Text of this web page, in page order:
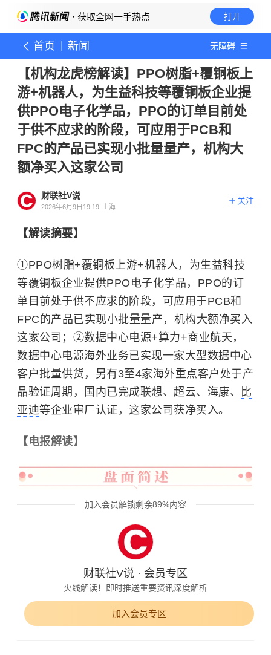
· 获取全网一手热点 打开
首页 新闻 无障碍
【机构龙虎榜解读】PPO树脂+覆铜板上
游+机器人，为生益科技等覆铜板企业提
供PPO电子化学品，PPO的订单目前处
于供不应求的阶段，可应用于PCB和
FPC的产品已实现小批量量产，机构大
额净买入这家公司
财联社V说
2026年6月9日19:19 上海
关注
【解读摘要】
①PPO树脂+覆铜板上游+机器人，为生益科技
等覆铜板企业提供PPO电子化学品，PPO的订
单目前处于供不应求的阶段，可应用于PCB和
FPC的产品已实现小批量量产，机构大额净买入
这家公司；②数据中心电源+算力+商业航天，
数据中心电源海外业务已实现一家大型数据中心
客户批量供货，另有3至4家海外重点客户处于产
品验证周期，国内已完成联想、超云、海康、 比
亚迪等企业审厂认证，这家公司获净买入。
【电报解读】
加入会员解锁剩余89%内容
财联社V说 · 会员专区
火线解读！即时推送重要资讯深度解析
加入会员专区